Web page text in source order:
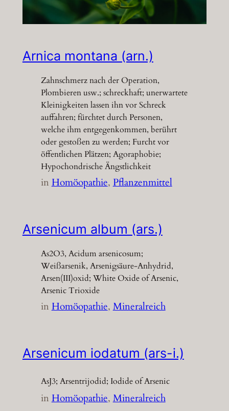
Arnica montana (arn.)
Zahnschmerz nach der Operation,
Plombieren usw.; schreckhaft; unerwartete
Kleinigkeiten lassen ihn vor Schreck
auffahren; fürchtet durch Personen,
welche ihm entgegenkommen, berührt
oder gestoßen zu werden; Furcht vor
öffentlichen Plätzen; Agoraphobie;
Hypochondrische Ängstlichkeit
inHomöopathie, Pflanzenmittel
Arsenicum album (ars.)
As2O3, Acidum arsenicosum;
Weißarsenik, Arsenigsäure-Anhydrid,
Arsen(III)oxid; White Oxide of Arsenic,
Arsenic Trioxide
inHomöopathie, Mineralreich
Arsenicum iodatum (ars-i.)
AsJ3; Arsentrijodid; Iodide of Arsenic
inHomöopathie, Mineralreich